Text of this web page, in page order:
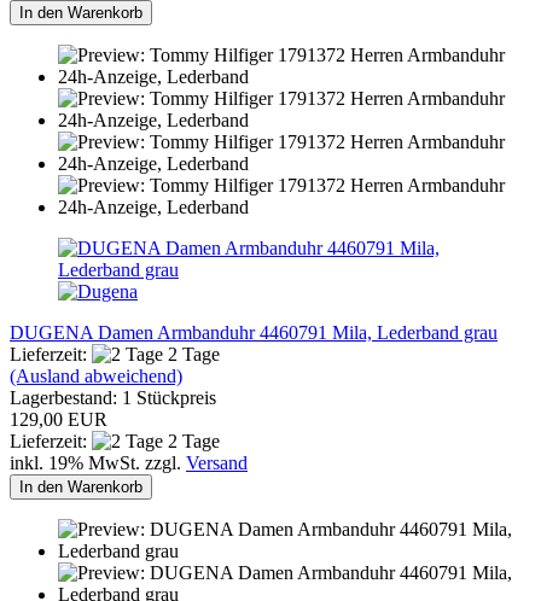
In den Warenkorb
DUGENA Damen Armbanduhr 4460791 Mila, Lederband grau
Lieferzeit:
2 Tage
(Ausland abweichend)
Lagerbestand: 1 Stückpreis
129,00 EUR
Lieferzeit:
2 Tage
inkl. 19% MwSt. zzgl. Versand
In den Warenkorb